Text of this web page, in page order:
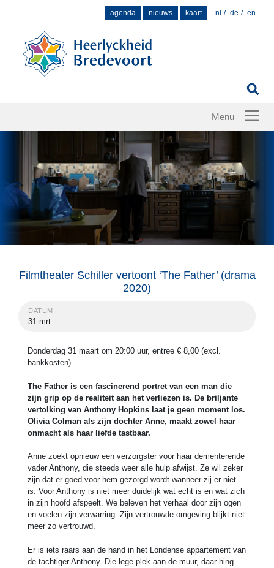
agenda nieuws kaart nl de en
Filmtheater Schiller vertoont ‘The Father’ (drama
2020)
DATUM
31 mrt
Donderdag 31 maart om 20:00 uur, entree € 8,00 (excl.
bankkosten)
The Father is een fascinerend portret van een man die
zijn grip op de realiteit aan het verliezen is. De briljante
vertolking van Anthony Hopkins laat je geen moment los.
Olivia Colman als zijn dochter Anne, maakt zowel haar
onmacht als haar liefde tastbaar.
Anne zoekt opnieuw een verzorgster voor haar dementerende
vader Anthony, die steeds weer alle hulp afwijst. Ze wil zeker
zijn dat er goed voor hem gezorgd wordt wanneer zij er niet
is. Voor Anthony is niet meer duidelijk wat echt is en wat zich
in zijn hoofd afspeelt. We beleven het verhaal door zijn ogen
en voelen zijn verwarring. Zijn vertrouwde omgeving blijkt niet
meer zo vertrouwd.
Er is iets raars aan de hand in het Londense appartement van
de tachtiger Anthony. Die lege plek aan de muur, daar hing